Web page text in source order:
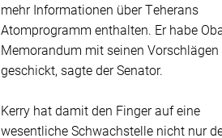
mehr Informationen über Teherans
Atomprogramm enthalten. Er habe
Memorandum mit seinen Vorschlägen
geschickt, sagte der Senator.
Kerry hat damit den Finger auf eine
wesentliche Schwachstelle nicht nur